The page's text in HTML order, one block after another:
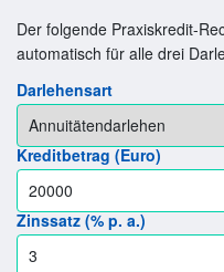
Der folgende Praxiskredit-
automatisch für alle drei
Darlehensart
Kreditbetrag (Euro)
Zinssatz (% p. a.)